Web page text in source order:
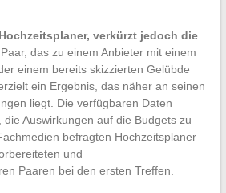
verkürzt jedoch die
das zu einem Anbieter mit einem
einem bereits skizzierten Gelübde
ein Ergebnis, das näher an seinen
liegt. Die verfügbaren Daten
Auswirkungen auf die Budgets zu
befragten Hochzeitsplaner
und
Paaren bei den ersten Treffen.